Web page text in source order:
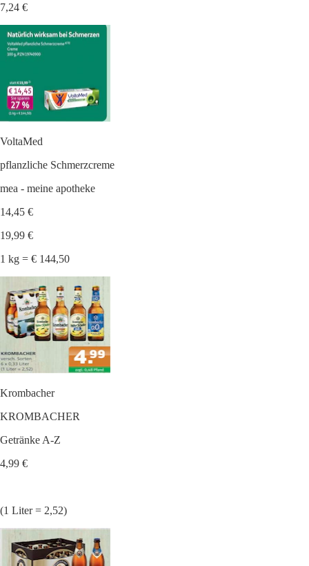
7,24 €
VoltaMed
pflanzliche Schmerzcreme
mea - meine apotheke
14,45 €
19,99 €
1 kg = € 144,50
Krombacher
KROMBACHER
Getränke A-Z
4,99 €
(1 Liter = 2,52)